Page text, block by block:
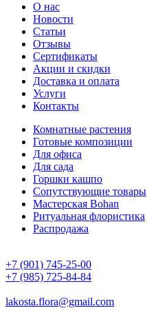
О нас
Новости
Статьи
Отзывы
Сертификаты
Акции и скидки
Доставка и оплата
Услуги
Контакты
Комнатные растения
Готовые композиции
Для офиса
Для сада
Горшки кашпо
Сопутствующие товары
Мастерская Bohan
Ритуальная флористика
Распродажа
+7 (901) 745-25-00
+7 (985) 725-84-84
lakosta.flora@gmail.com